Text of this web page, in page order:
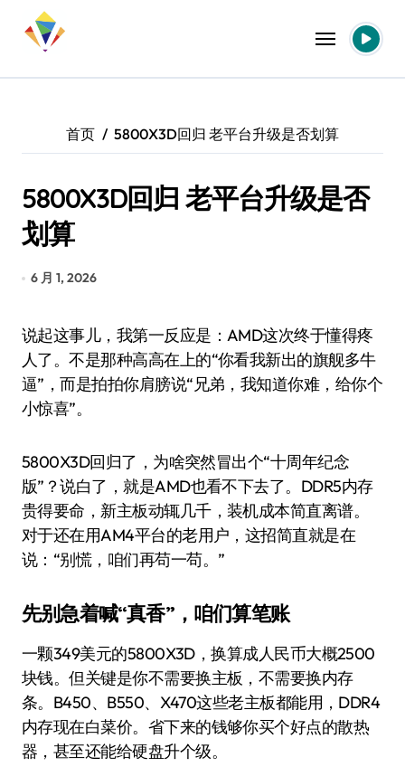
首页 5800X3D回归 老平台升级是否划算
5800X3D回归 老平台升级是否
划算
6 月 1, 2026
说起这事儿，我第一反应是：AMD这次终于懂得疼
人了。不是那种高高在上的“你看我新出的旗舰多牛
逼”，而是拍拍你肩膀说“兄弟，我知道你难，给你个
小惊喜”。
5800X3D回归了，为啥突然冒出个“十周年纪念
版”？说白了，就是AMD也看不下去了。DDR5内存
贵得要命，新主板动辄几千，装机成本简直离谱。
对于还在用AM4平台的老用户，这招简直就是在
说：“别慌，咱们再苟一苟。”
先别急着喊“真香”，咱们算笔账
一颗349美元的5800X3D，换算成人民币大概2500
块钱。但关键是你不需要换主板，不需要换内存
条。B450、B550、X470这些老主板都能用，DDR4
内存现在白菜价。省下来的钱够你买个好点的散热
器，甚至还能给硬盘升个级。